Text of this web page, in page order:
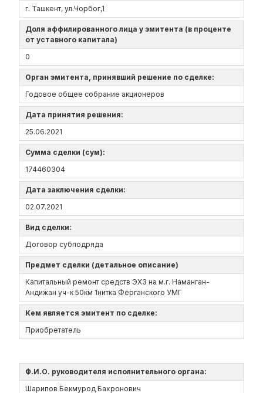
г. Ташкент, ул.Чорбог,1
Доля аффилированного лица у эмитента (в проценте
от уставного капитала)
0
Орган эмитента, принявший решение по сделке:
Годовое общее собрание акционеров
Дата принятия решения:
25.06.2021
Сумма сделки (сум):
174460304
Дата заключения сделки:
02.07.2021
Вид сделки:
Договор субподряда
Предмет сделки (детальное описание)
Капитальный ремонт средств ЭХЗ на м.г. Наманган-
Андижан уч-к 50км 1нитка Ферганского УМГ
Кем является эмитент по сделке:
Приобретатель
Ф.И.О. руководителя исполнительного органа:
Шарипов Бекмурод Бахронович